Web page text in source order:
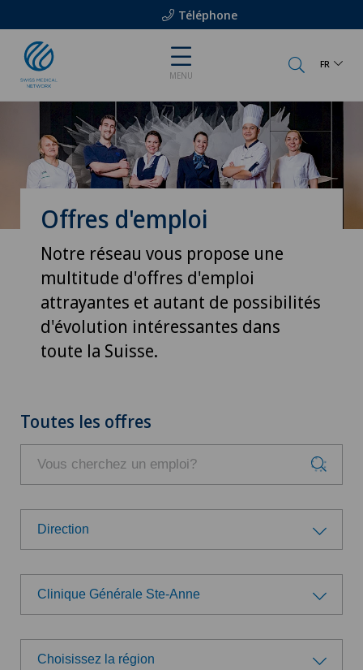
Téléphone
MENU
FR
Offres d'emploi
Notre réseau vous propose une
multitude d'offres d'emploi
attrayantes et autant de possibilités
d'évolution intéressantes dans
toute la Suisse.
Toutes les offres
Direction
Groupe professionnel
Administration
Direction
Clinique Générale Ste-Anne
Choisissez un hôpital/une clinique
Choisissez la région